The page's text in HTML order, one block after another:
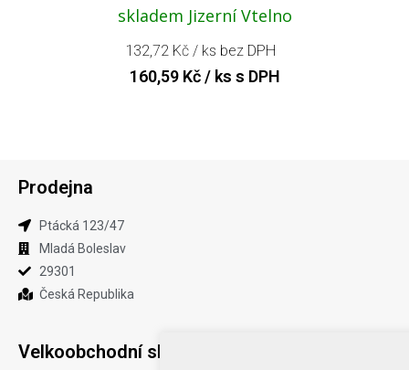
skladem Jizerní Vtelno
132,72 Kč/ ks bez DPH
160,59 Kč/ ks s DPH
Prodejna
Ptácká 123​/47
Mladá Boleslav​
29301
Česká Republika
Velkoobchodní sklad a prodej​